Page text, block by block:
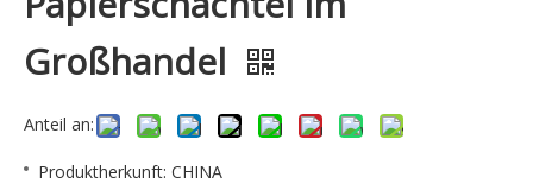
Großhandel
Anteil an:
Produktherkunft: CHINA